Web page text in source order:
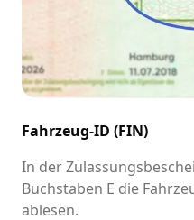
Fahrzeug-ID (FIN)
In der
Buchstaben E die
ablesen.